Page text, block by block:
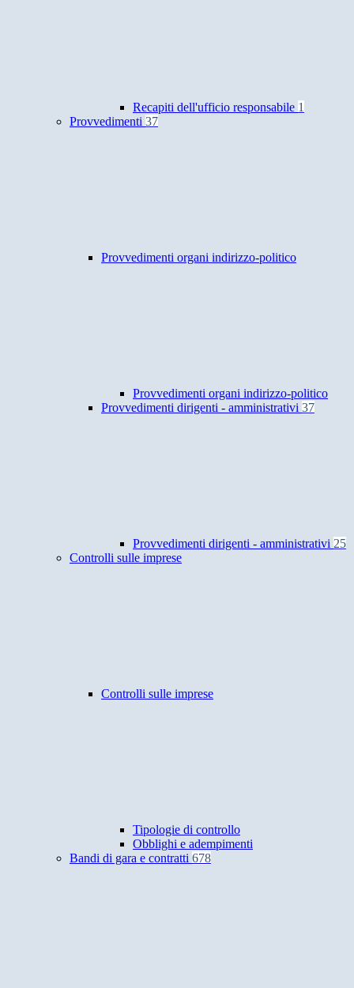
Recapiti dell'ufficio responsabile 1
Provvedimenti 37
Provvedimenti organi indirizzo-politico
Provvedimenti organi indirizzo-politico
Provvedimenti dirigenti - amministrativi 37
Provvedimenti dirigenti - amministrativi 25
Controlli sulle imprese
Controlli sulle imprese
Tipologie di controllo
Obblighi e adempimenti
Bandi di gara e contratti 678